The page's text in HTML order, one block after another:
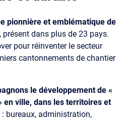
pionnière et emblématique de
, présent dans plus de 23 pays.
pour réinventer le secteur
cantonnements de chantier
le développement de «
en ville, dans les territoires et
: bureaux, administration,